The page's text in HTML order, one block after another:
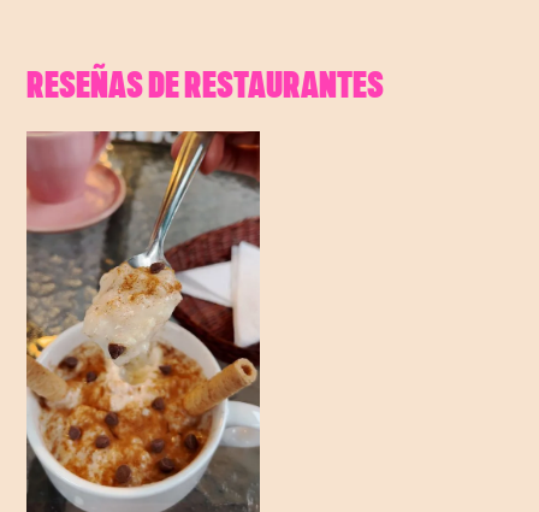
RESEÑAS DE RESTAURANTES